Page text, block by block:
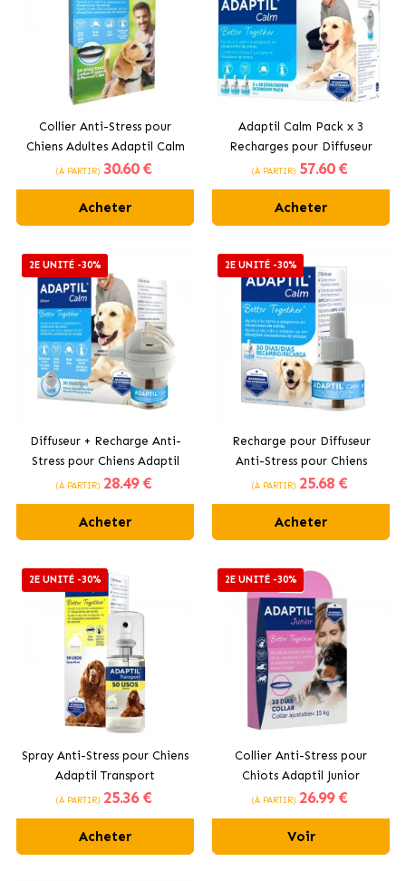
Collier Anti-Stress pour
Chiens Adultes Adaptil Calm
(À PARTIR) 30.60 €
Acheter
Adaptil Calm Pack x 3
Recharges pour Diffuseur
Anti-Stress Pour Chiens
(À PARTIR) 57.60 €
Acheter
2E UNITÉ -30%
Diffuseur + Recharge Anti-
Stress pour Chiens Adaptil
Calm
(À PARTIR) 28.49 €
Acheter
2E UNITÉ -30%
Recharge pour Diffuseur
Anti-Stress pour Chiens
Adaptil Calm
(À PARTIR) 25.68 €
Acheter
2E UNITÉ -30%
Spray Anti-Stress pour Chiens
Adaptil Transport
(À PARTIR) 25.36 €
Acheter
2E UNITÉ -30%
Collier Anti-Stress pour
Chiots Adaptil Junior
(À PARTIR) 26.99 €
Voir